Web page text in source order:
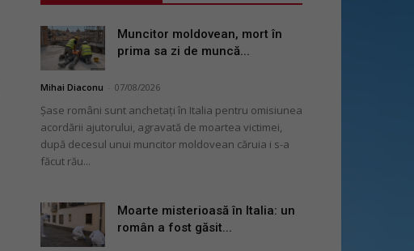
Muncitor moldovean, mort în
prima sa zi de muncă...
Mihai Diaconu 07/08/2026
Șase români sunt anchetați în Italia pentru omisiunea
acordării ajutorului, agravată de moartea victimei,
după decesul unui muncitor moldovean căruia i s-a
făcut rău...
Moarte misterioasă în Italia: un
român a fost găsit...